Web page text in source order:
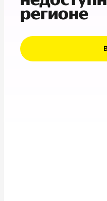
регионе